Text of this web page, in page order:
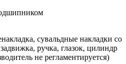
сувальдные накладки со
ручка, глазок, цилиндр
не регламентируется)